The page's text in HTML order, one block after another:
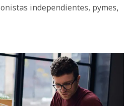
independientes, pymes,